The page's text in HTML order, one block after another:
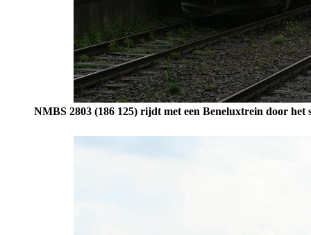
NMBS 2803 (186 125) rijdt met een Beneluxtrein door